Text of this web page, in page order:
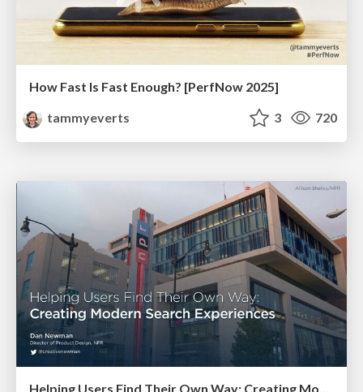
How Fast Is Fast Enough? [PerfNow 2025]
tammyeverts
3 720